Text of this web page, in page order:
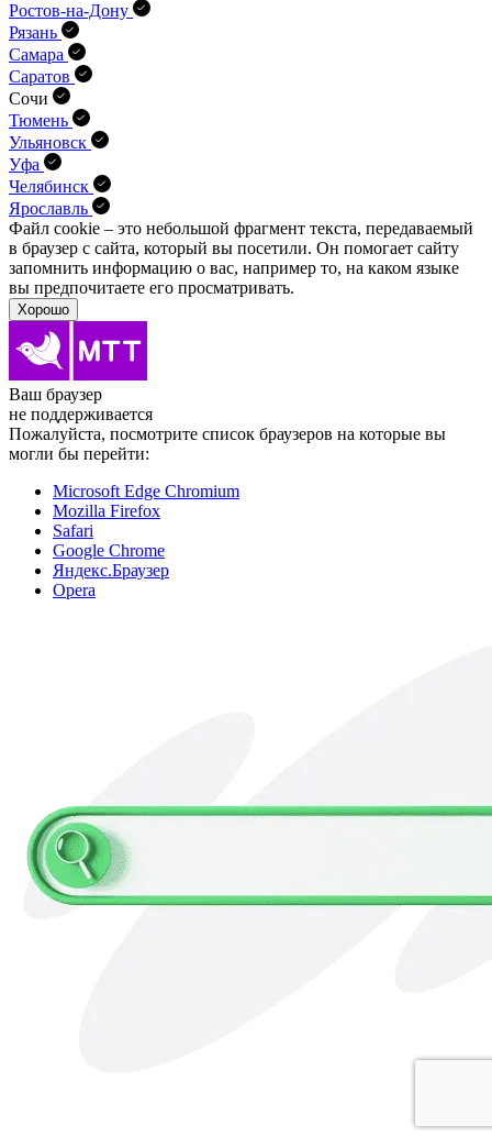
Ростов-на-Дону
Рязань
Самара
Саратов
Сочи
Тюмень
Ульяновск
Уфа
Челябинск
Ярославль
Файл cookie – это небольшой фрагмент текста, передава­емый
в браузер с сайта, который вы посетили. Он помо­гает сайту
запомнить информацию о вас, например то, на каком языке
вы предпочитаете его просматривать.
Хорошо
Ваш браузер
не поддерживается
Пожалуйста, посмотрите список браузеров на которые вы
могли бы перейти:
Microsoft Edge Chromium
Mozilla Firefox
Safari
Google Chrome
Яндекс.Браузер
Opera